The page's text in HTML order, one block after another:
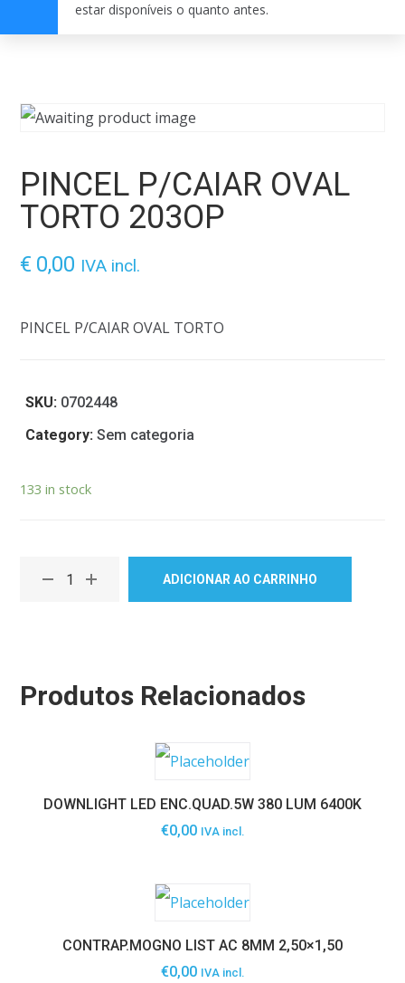
estar disponíveis o quanto antes.
PINCEL P/CAIAR OVAL
TORTO 203OP
€ 0,00 IVA incl.
PINCEL P/CAIAR OVAL TORTO
SKU: 0702448
Category:Sem categoria
133 in stock
ADICIONAR AO CARRINHO
Produtos Relacionados
DOWNLIGHT LED ENC.QUAD.5W 380 LUM 6400K
€0,00 IVA incl.
CONTRAP.MOGNO LIST AC 8MM 2,50×1,50
€0,00 IVA incl.